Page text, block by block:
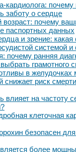
кардиолога: почему
заботу о сердце
почему
паспортных данных
и зрение:
системой и
почему ранняя
грамотного
в желудочках
снижает риск
влияет на частоту
клеточная
безопасен
более